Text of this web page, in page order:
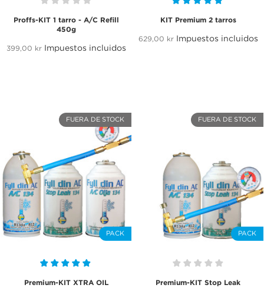
Proffs-KIT 1 tarro - A/C Refill
450g
399,00 kr Impuestos incluidos
KIT Premium 2 tarros
629,00 kr Impuestos incluidos
PACK
FUERA DE STOCK
Premium-KIT XTRA OIL
PACK
FUERA DE STOCK
Premium-KIT Stop Leak